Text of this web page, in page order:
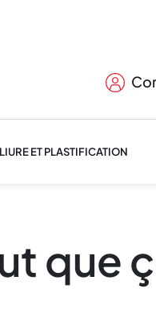
ET PLASTIFICATION
que